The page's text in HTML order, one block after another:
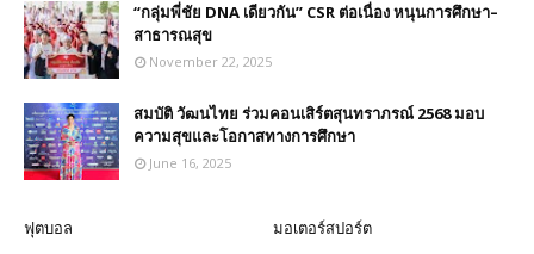
“กลุ่มพี่ชัย DNA เดียวกัน” CSR ต่อเนื่อง หนุนการศึกษา–
สาธารณสุข
November 22, 2025
สมบัติ วัฒนไทย ร่วมคอนเสิร์ตสุนทราภรณ์ 2568 มอบ
ความสุขและโอกาสทางการศึกษา
June 16, 2025
ฟุตบอล มอเตอร์สปอร์ต